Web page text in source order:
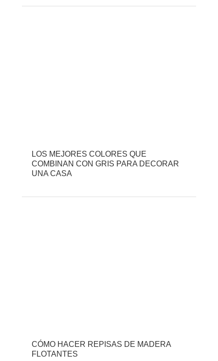
LOS MEJORES COLORES QUE
COMBINAN CON GRIS PARA DECORAR
UNA CASA
CÓMO HACER REPISAS DE MADERA
FLOTANTES